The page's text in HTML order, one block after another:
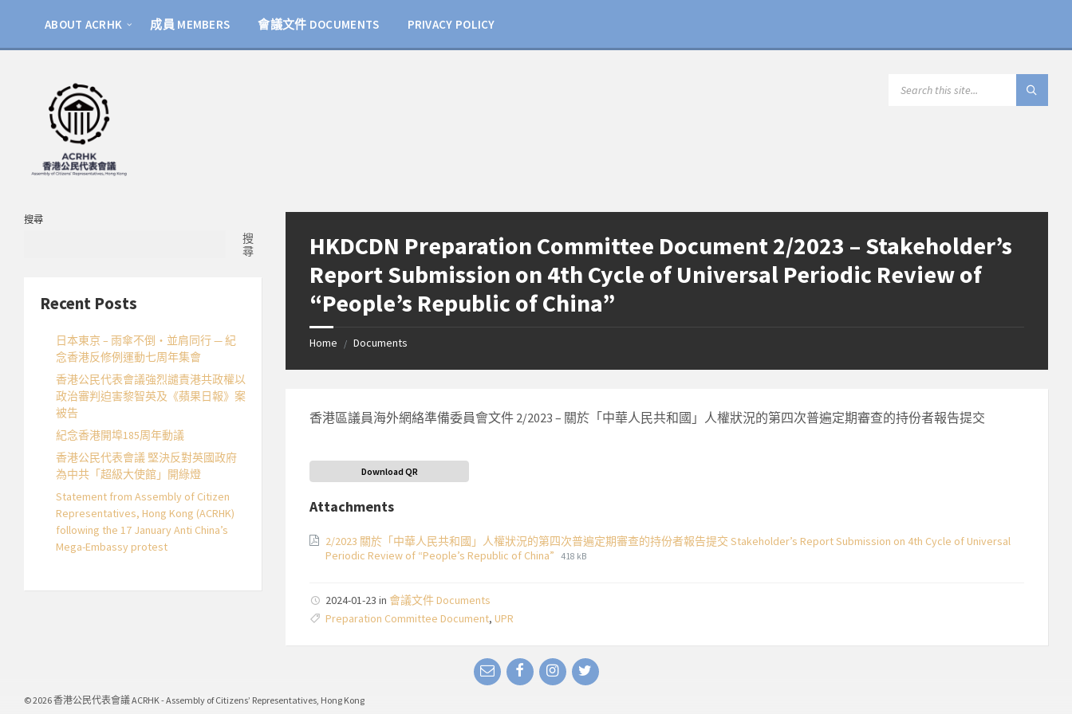
sidebar
ABOUT ACRHK 成員 MEMBERS 會議文件 DOCUMENTS PRIVACY POLICY
HKDCDN Preparation Committee Document 2/2023 – Stakeholder’s
Report Submission on 4th Cycle of Universal Periodic Review of
“People’s Republic of China”
Home / Documents
香港區議員海外網絡準備委員會文件 2/2023 – 關於「中華人民共和國」人權狀況的第四次普遍定期審查的持份者報告提交
Download QR
Attachments
2/2023 關於「中華人民共和國」人權狀況的第四次普遍定期審查的持份者報告提交 Stakeholder’s Report Submission on 4th Cycle of Universal
Periodic Review of “People’s Republic of China” File
File
418 kB
2024-01-23in 會議文件 Documents
Preparation Committee Document,UPR
搜尋
搜
尋
Recent Posts
日本東京 – 雨傘不倒・並肩同行 — 紀
念香港反修例運動七周年集會
香港公民代表會議強烈譴責港共政權以
政治審判迫害黎智英及《蘋果日報》案
被告
紀念香港開埠185周年動議
香港公民代表會議 堅決反對英國政府
為中共「超級大使館」開綠燈
Statement from Assembly of Citizen
Representatives, Hong Kong (ACRHK)
following the 17 January Anti China’s
Mega-Embassy protest
EmailFacebookInstagramTwitter
© 2026 香港公民代表會議 ACRHK - Assembly of Citizens’ Representatives, Hong Kong